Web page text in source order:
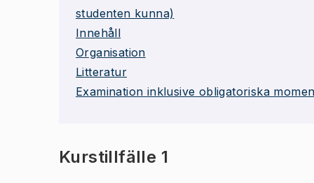
studenten kunna)
Innehåll
Organisation
Litteratur
Examination inklusive obligatoriska
Kurstillfälle 1